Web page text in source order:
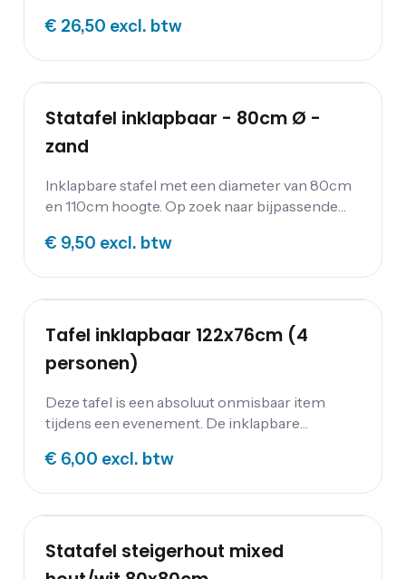
sfeer creëren met deze steigerhouten statafel.
€ 26,50 excl. btw
Statafel inklapbaar - 80cm Ø -
zand
Inklapbare stafel met een diameter van 80cm
en 110cm hoogte. Op zoek naar bijpassende
tafelrokken en tafellinnen , beschikbaar in
€ 9,50 excl. btw
Tafel inklapbaar 122x76cm (4
personen)
Deze tafel is een absoluut onmisbaar item
tijdens een evenement. De inklapbare
gebruik, maar tevens makkelijk schoon te
137x145cm Diner tafels: Tafel inklapbaar
122x76cm (4 personen) Tafel inklapbaar
€ 6,00 excl. btw
Statafel steigerhout mixed